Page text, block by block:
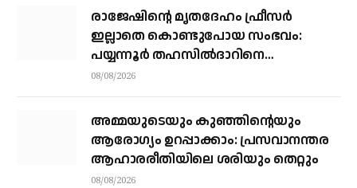
രാജേഷിന്റെ മൃതദേഹം ഫ്രീസർ
ഇല്ലാതെ കൊണ്ടുപോയ സംഭവം:
പയ്യന്നൂർ തഹസിൽദാറിനെ
സസ്പെൻഡ് ചെയ്യാൻ നിർദ്ദേശം
08/08/2026
അമ്മയുടെയും കുഞ്ഞിന്റെയും
ആരോഗ്യം ഉറപ്പാക്കാം: പ്രസവാനന്തര
ആഹാരരീതിയിലെ ശരിയും തെറ്റും
08/08/2026